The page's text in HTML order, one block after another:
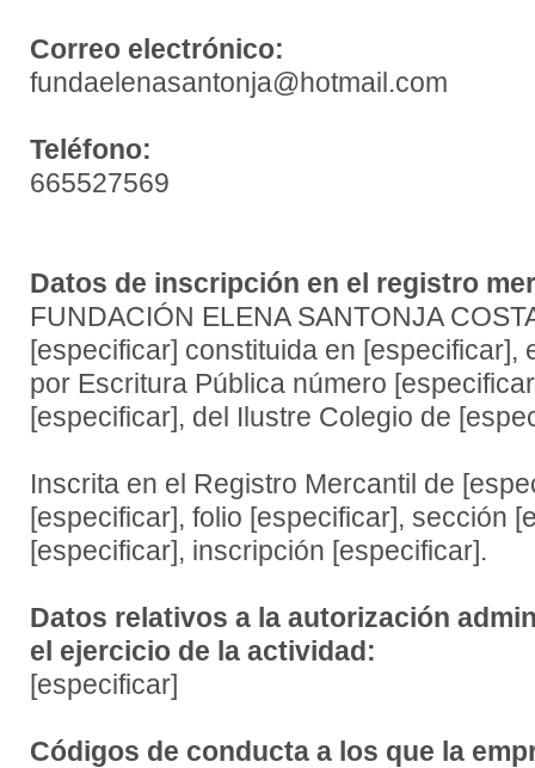
Correo electrónico:
fundaelenasantonja@hotmail.com
Teléfono:
665527569
Datos de inscripción en el registro
FUNDACIÓN ELENA SANTONJA
[especificar] constituida en [especificar],
por Escritura Pública número
[especificar], del Ilustre Colegio de
Inscrita en el Registro Mercantil de
[especificar], folio [especificar], sección
[especificar], inscripción [especificar].
Datos relativos a la autorización
el ejercicio de la actividad:
[especificar]
Códigos de conducta a los que la